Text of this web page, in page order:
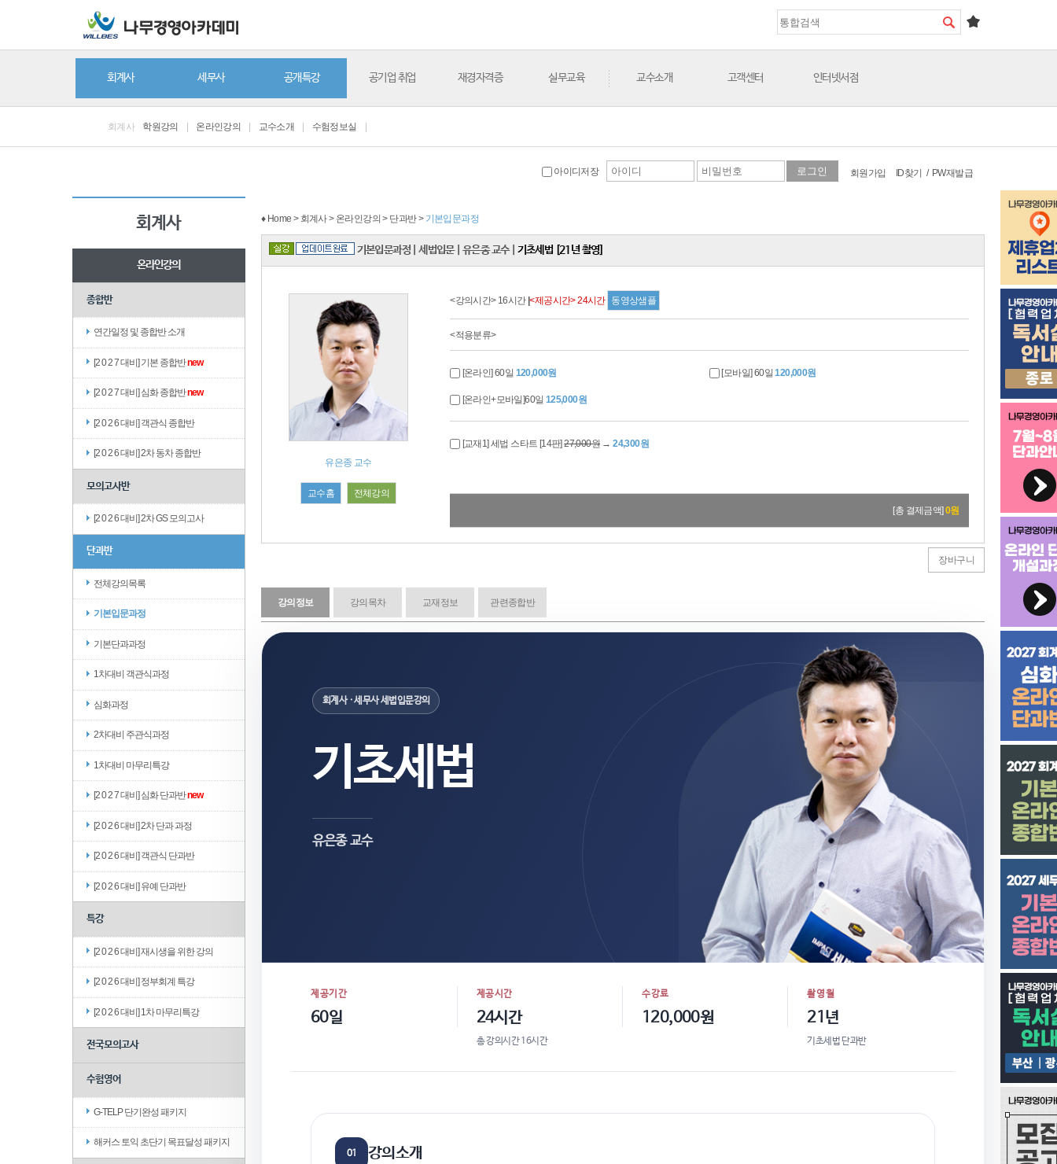
회계사 세무사 공개특강 공기업 취업 재경자격증 실무교육 교수소개 고객센터 인터넷서점
회계사 학원강의 온라인강의 교수소개 수험정보실
아이디저장 회원가입 ID찾기 / PW재발급
회계사
온라인강의
종합반
연간일정 및 종합반 소개
[2 0 2 7 대비] 기본 종합반new
[2 0 2 7 대비] 심화 종합반new
[2 0 2 6 대비] 객관식 종합반
[2 0 2 6 대비] 2차 동차 종합반
모의고사반
[2 0 2 6 대비] 2차 GS 모의고사
단과반
전체강의목록
기본입문과정
기본단과과정
1차대비 객관식과정
심화과정
2차대비 주관식과정
1차대비 마무리특강
[2 0 2 7 대비] 심화 단과반new
[2 0 2 6 대비] 2차 단과 과정
[2 0 2 6 대비] 객관식 단과반
[2 0 2 6 대비] 유예 단과반
특강
[2 0 2 6 대비] 재시생을 위한 강의
[2 0 2 6 대비] 정부회계 특강
[2 0 2 6 대비] 1차 마무리특강
전국모의고사
수험영어
G-TELP 단기완성 패키지
해커스 토익 초단기 목표달성 패키지
♦ Home > 회계사 > 온라인강의 > 단과반 > 기본입문과정
기본입문과정 세법입문 유은종 교수 기초세법 [21년 촬영]
유은종 교수
교수홈 전체강의
<강의시간> 16시간 |<제공시간> 24시간 동영상샘플
<적용분류>
[온라인] 60일 120,000원 [모바일] 60일120,000원
[온라인+모바일]60일 125,000원
[교재1] 세법 스타트 [14판]27,000원→24,300원
[총 결제금액]0원
장바구니
강의정보 강의목차 교재정보 관련종합반
회계사 · 세무사 세법입문강의
기초세법
유은종 교수
제공기간
60일
제공시간
24시간
총 강의시간 16시간
수강료
120,000원
촬영월
21년
기초세법 단과반
01 강의소개